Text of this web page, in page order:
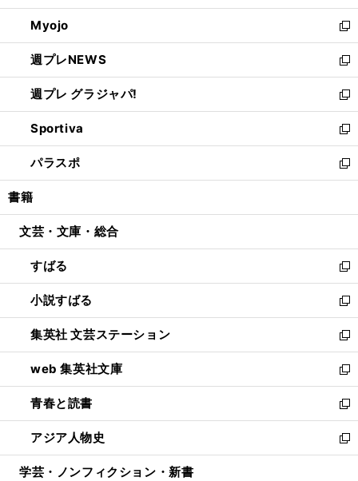
開
く
ウ
で
開
く
ン
ド
ウ
で
開
く
ウ
ィ
ン
ド
ウ
で
開
く
Myojo
新
し
い
ウ
ィ
ン
ド
ウ
で
開
週プレNEWS
新
し
い
ウ
ィ
ン
ド
ウ
開
週プレ グラジャパ!
新
し
い
ウ
ィ
ン
ウ
開
く
Sportiva
新
し
い
ウ
ン
ウ
で
開
く
パラスポ
新
し
ウ
ン
ド
ウ
で
開
く
書籍
文芸・文庫・総合
すばる
新
し
い
ウ
ィ
ン
ド
ウ
で
開
く
小説すばる
新
し
い
ウ
ィ
ン
ド
ウ
で
開
集英社 文芸ステーション
新
し
い
ウ
ィ
ン
ド
ウ
web 集英社文庫
新
し
い
ウ
ィ
ン
青春と読書
新
し
い
ウ
アジア人物史
新
し
学芸・ノンフィクション・新書